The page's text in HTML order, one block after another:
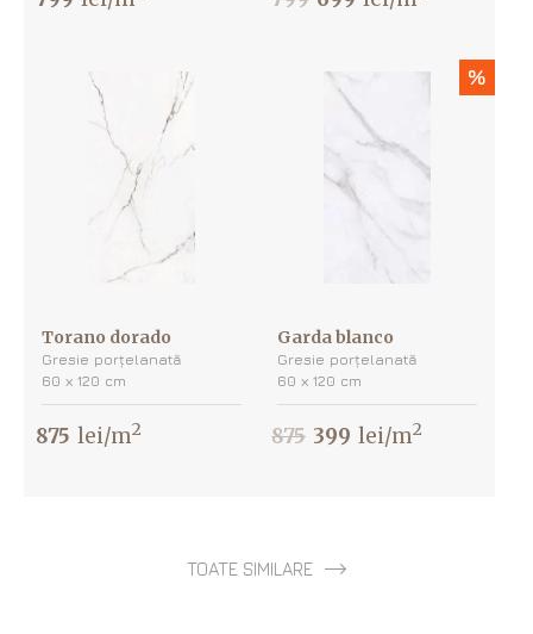
Torano dorado
Gresie porțelanată
60 х 120 cm
875 lei/m2
%
Garda blanco
Gresie porțelanată
60 х 120 cm
875 399 lei/m2
TOATE SIMILARE